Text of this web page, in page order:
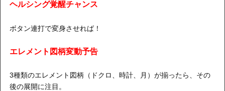
ヘルシング覚醒チャンス
ボタン連打で変身させれば！
エレメント図柄変動予告
3種類のエレメント図柄（ドクロ、時計、月）が揃ったら、その
後の展開に注目。